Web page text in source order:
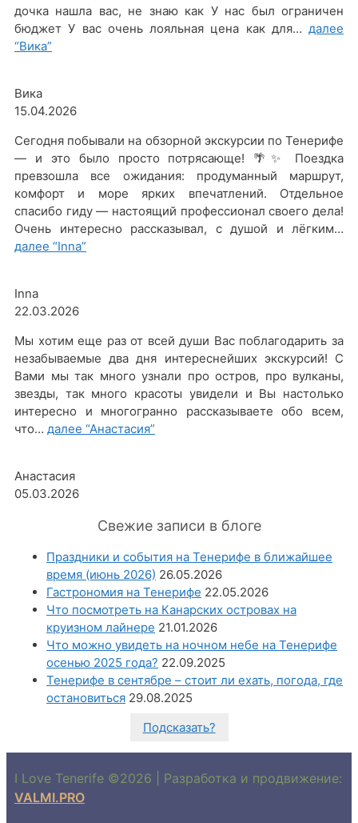
дочка нашла вас, не знаю как У нас был ограничен
бюджет У вас очень лояльная цена как для… далее
“Вика”
Вика
15.04.2026
Сегодня побывали на обзорной экскурсии по Тенерифе
— и это было просто потрясающе! 🌴✨ Поездка
превзошла все ожидания: продуманный маршрут,
комфорт и море ярких впечатлений. Отдельное
спасибо гиду — настоящий профессионал своего дела!
Очень интересно рассказывал, с душой и лёгким…
далее “Inna”
Inna
22.03.2026
Мы хотим еще раз от всей души Вас поблагодарить за
незабываемые два дня интереснейших экскурсий! С
Вами мы так много узнали про остров, про вулканы,
звезды, так много красоты увидели и Вы настолько
интересно и многогранно рассказываете обо всем,
что… далее “Анастасия”
Анастасия
05.03.2026
Свежие записи в блоге
Праздники и события на Тенерифе в ближайшее
время (июнь 2026) 26.05.2026
Гастрономия на Тенерифе 22.05.2026
Что посмотреть на Канарских островах на
круизном лайнере 21.01.2026
Что можно увидеть на ночном небе на Тенерифе
осенью 2025 года? 22.09.2025
Тенерифе в сентябре – стоит ли ехать, погода, где
остановиться 29.08.2025
Подсказать?
I Love Tenerife ©2026 | Разработка и продвижение:
VALMI.PRO